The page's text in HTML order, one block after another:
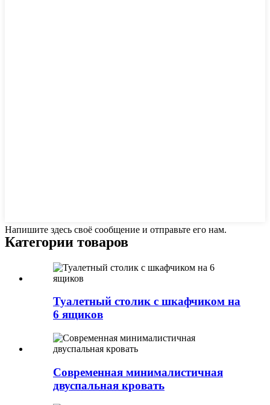
Напишите здесь своё сообщение и отправьте его нам.
Категории товаров
Туалетный столик с шкафчиком на
6 ящиков
Современная минималистичная
двуспальная кровать